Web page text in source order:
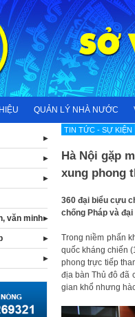
QUẢN LÝ NHÀ NƯỚC
TIN TỨC - SỰ KIỆN
Hà Nội gặp
xung phong
360 đại biểu cựu
chống Pháp và
Trong niềm phấn
quốc kháng chiến
phong trực tiếp
địa bàn Thủ đô đã
gian khổ nhưng
văn minh